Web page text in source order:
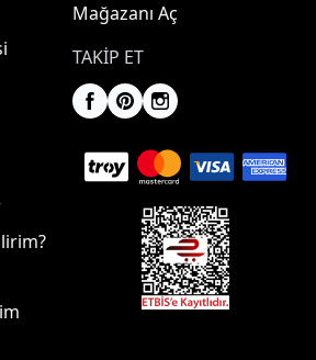
Mağazanı Aç
TAKIP ET